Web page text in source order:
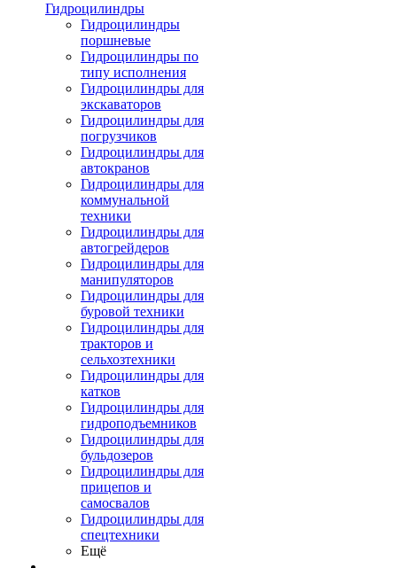
Гидроцилиндры
Гидроцилиндры
поршневые
Гидроцилиндры по
типу исполнения
Гидроцилиндры для
экскаваторов
Гидроцилиндры для
погрузчиков
Гидроцилиндры для
автокранов
Гидроцилиндры для
коммунальной
техники
Гидроцилиндры для
автогрейдеров
Гидроцилиндры для
манипуляторов
Гидроцилиндры для
буровой техники
Гидроцилиндры для
тракторов и
сельхозтехники
Гидроцилиндры для
катков
Гидроцилиндры для
гидроподъемников
Гидроцилиндры для
бульдозеров
Гидроцилиндры для
прицепов и
самосвалов
Гидроцилиндры для
спецтехники
Ещё